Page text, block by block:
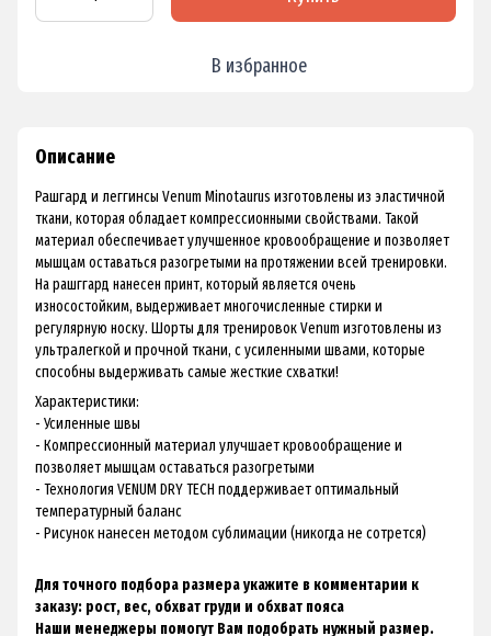
В избранное
Описание
Рашгард и леггинсы Venum Minotaurus изготовлены из эластичной
ткани, которая обладает компрессионными свойствами. Такой
материал обеспечивает улучшенное кровообращение и позволяет
мышцам оставаться разогретыми на протяжении всей тренировки.
На рашггард нанесен принт, который является очень
износостойким, выдерживает многочисленные стирки и
регулярную носку. Шорты для тренировок Venum изготовлены из
ультралегкой и прочной ткани, с усиленными швами, которые
способны выдерживать самые жесткие схватки!
Характеристики:
- Усиленные швы
- Компрессионный материал улучшает кровообращение и
позволяет мышцам оставаться разогретыми
- Технология VENUM DRY TECH поддерживает оптимальный
температурный баланс
- Рисунок нанесен методом сублимации (никогда не сотрется)
Для точного подбора размера укажите в комментарии к
заказу: рост, вес, обхват груди и обхват пояса
Наши менеджеры помогут Вам подобрать нужный размер.